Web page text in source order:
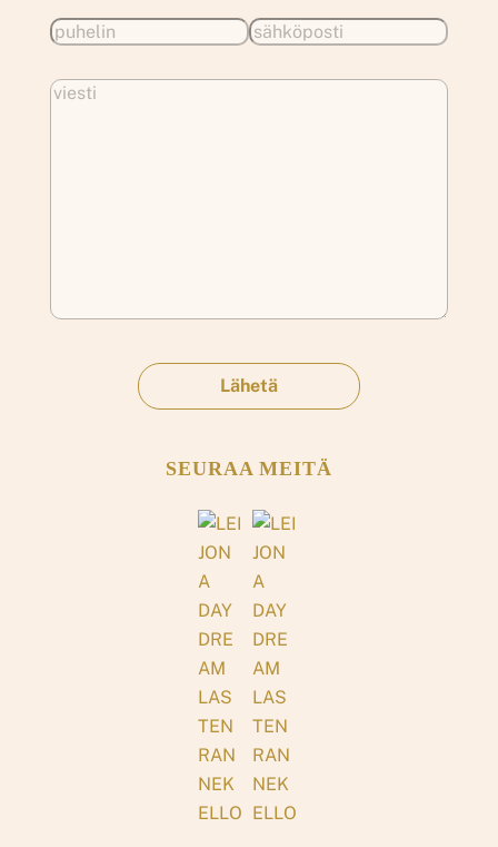
SEURAA MEITÄ